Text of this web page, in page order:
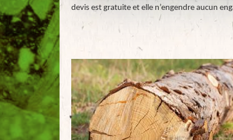
devis est gratuite et elle n’engendre aucun